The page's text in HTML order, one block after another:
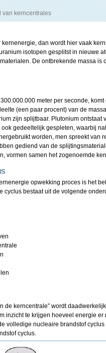
van kerncentrales
dan wordt hier vaak
isotopen gesplitst in nieuwe
De ontbrekende massa is
meter per seconde,
(een paar procent) van de
zijn splijtbaar. Plutonium ontstaat
gedeeltelijk gespleten, waarbij
worden, men spreekt van
gediend van de
vormen samen het zogenoemde
opwekking proces is het
cyclus bestaat uit de volgende
de kerncentrale” wordt
inzicht te krijgen hoeveel energie
volledige nucleaire brandstof
cyclus.